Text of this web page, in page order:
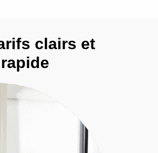
clairs et